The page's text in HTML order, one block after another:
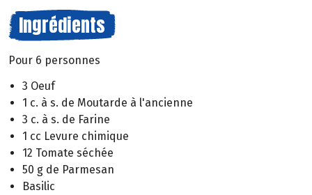
Ingrédients
Pour 6 personnes
3 Oeuf
1 c. à s. de Moutarde à l'ancienne
3 c. à s. de Farine
1 cc Levure chimique
12 Tomate séchée
50 g de Parmesan
Basilic